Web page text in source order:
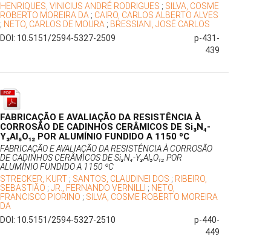
HENRIQUES, VINICIUS ANDRÉ RODRIGUES ; SILVA, COSME
ROBERTO MOREIRA DA ; CAIRO, CARLOS ALBERTO ALVES
; NETO, CARLOS DE MOURA ; BRESSIANI, JOSÉ CARLOS
DOI: 10.5151/2594-5327-2509
p-431-
439
FABRICAÇÃO E AVALIAÇÃO DA RESISTÊNCIA À
CORROSÃO DE CADINHOS CERÂMICOS DE Si₃N₄-
Y₃Al₅O₁₂ POR ALUMÍNIO FUNDIDO A 1150 ºC
FABRICAÇÃO E AVALIAÇÃO DA RESISTÊNCIA À CORROSÃO
DE CADINHOS CERÂMICOS DE Si₃N₄-Y₃Al₅O₁₂ POR
ALUMÍNIO FUNDIDO A 1150 ºC
STRECKER, KURT ; SANTOS, CLAUDINEI DOS ; RIBEIRO,
SEBASTIÃO ; JR., FERNANDO VERNILLI ; NETO,
FRANCISCO PIORINO ; SILVA, COSME ROBERTO MOREIRA
DA
DOI: 10.5151/2594-5327-2510
p-440-
449